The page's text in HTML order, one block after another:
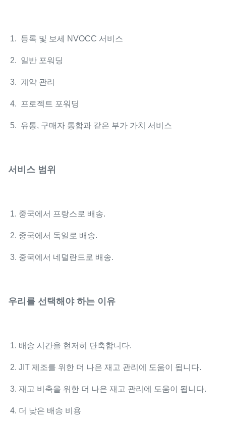
1. 등록 및 보세 NVOCC 서비스
2. 일반 포워딩
3. 계약 관리
4. 프로젝트 포워딩
5. 유통, 구매자 통합과 같은 부가 가치 서비스
서비스 범위
1. 중국에서 프랑스로 배송.
2. 중국에서 독일로 배송.
3. 중국에서 네덜란드로 배송.
우리를 선택해야 하는 이유
1. 배송 시간을 현저히 단축합니다.
2. JIT 제조를 위한 더 나은 재고 관리에 도움이 됩니다.
3. 재고 비축을 위한 더 나은 재고 관리에 도움이 됩니다.
4. 더 낮은 배송 비용